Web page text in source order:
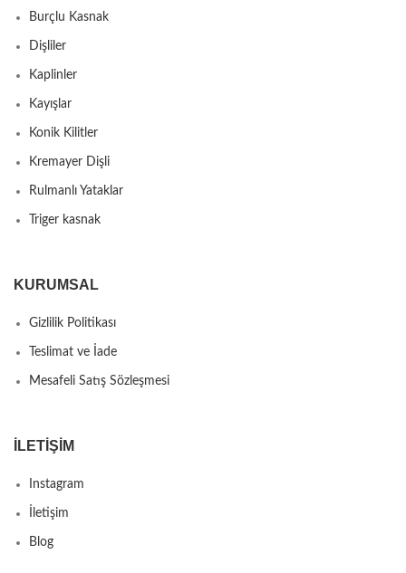
Burçlu Kasnak
Dişliler
Kaplinler
Kayışlar
Konik Kilitler
Kremayer Dişli
Rulmanlı Yataklar
Triger kasnak
KURUMSAL
Gizlilik Politikası
Teslimat ve İade
Mesafeli Satış Sözleşmesi
İLETIŞIM
Instagram
İletişim
Blog